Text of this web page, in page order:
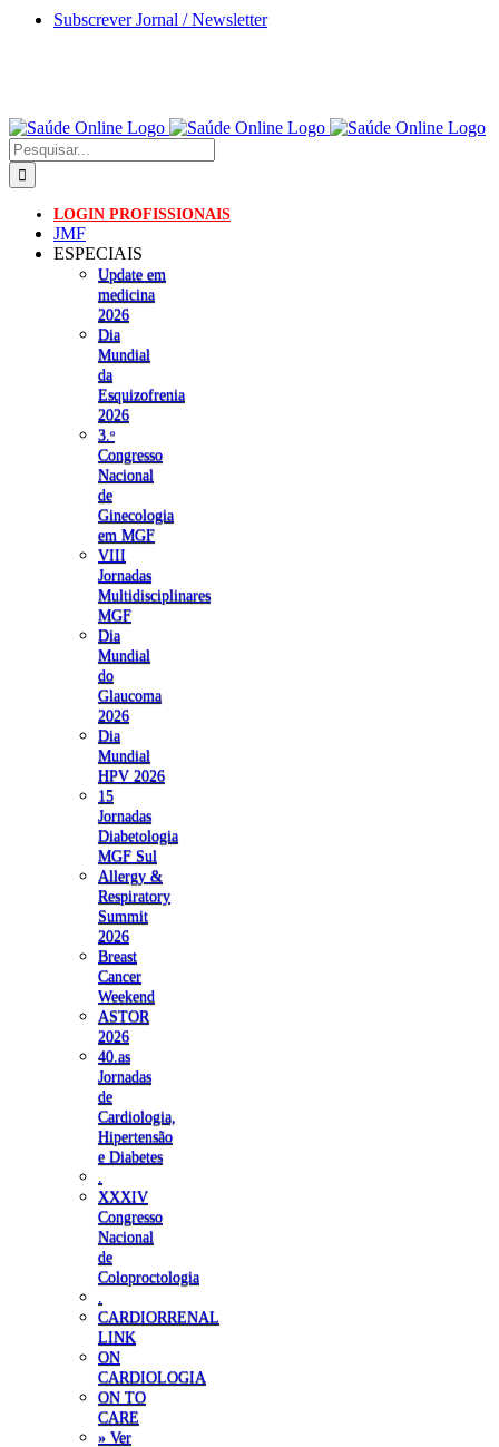
Skip
Subscrever Jornal / Newsletter
Pesquisar
LOGIN PROFISSIONAIS
JMF
ESPECIAIS
Update em
medicina
2026
Dia
Mundial
da
Esquizofrenia
2026
3.ᵒ
Congresso
Nacional
de
Ginecologia
em MGF
VIII
Jornadas
Multidisciplinares
MGF
Dia
Mundial
do
Glaucoma
2026
Dia
Mundial
HPV 2026
15
Jornadas
Diabetologia
MGF Sul
Allergy &
Respiratory
Summit
2026
Breast
Cancer
Weekend
ASTOR
2026
40.as
Jornadas
de
Cardiologia,
Hipertensão
e Diabetes
XXXIV
Congresso
Nacional
de
Coloproctologia
CARDIORRENAL
LINK
ON
CARDIOLOGIA
ON TO
CARE
» Ver